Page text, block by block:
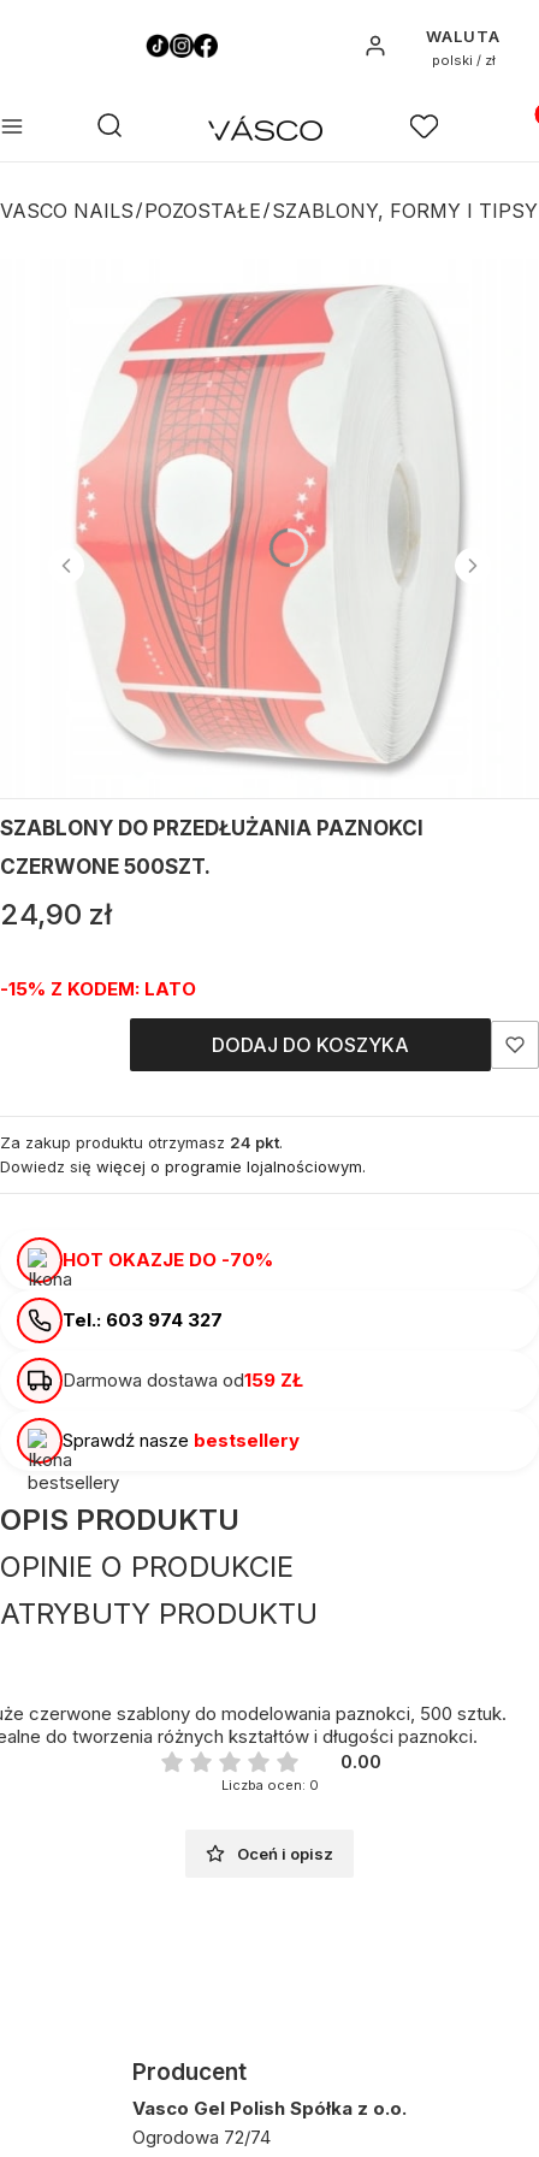
Zaloguj sięWALUTA
polski / zł
Menu Otwórz wyszukiwarkę
Szukaj Ulubione
VASCO NAILS POZOSTAŁE SZABLONY, FORMY I TIPSY
SZABLONY DO PRZEDŁUŻANIA PAZNOKCI
CZERWONE 500SZT.
Cena
24,90 zł
-15% Z KODEM: LATO
DODAJ DO KOSZYKA
Za zakup produktu otrzymasz 24 pkt.
Dowiedz się więcej o programie lojalnościowym.
HOT OKAZJE DO -70%
Tel.: 603 974 327
Darmowa dostawa od159 ZŁ
Sprawdź nasze bestsellery
OPIS PRODUKTU
OPINIE O PRODUKCIE
ATRYBUTY PRODUKTU
czerwone szablony do modelowania paznokci, 500 sztuk.
do tworzenia różnych kształtów i długości paznokci.
0.00
Liczba ocen: 0
Oceń i opisz
Producent
Vasco Gel Polish Spółka z o.o.
Ogrodowa 72/74